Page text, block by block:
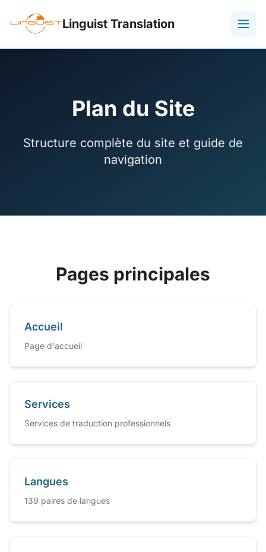
Linguist Translation
Plan du Site
Structure complète du site et guide de
navigation
Pages principales
Accueil
Page d'accueil
Services
Services de traduction professionnels
Langues
139 paires de langues